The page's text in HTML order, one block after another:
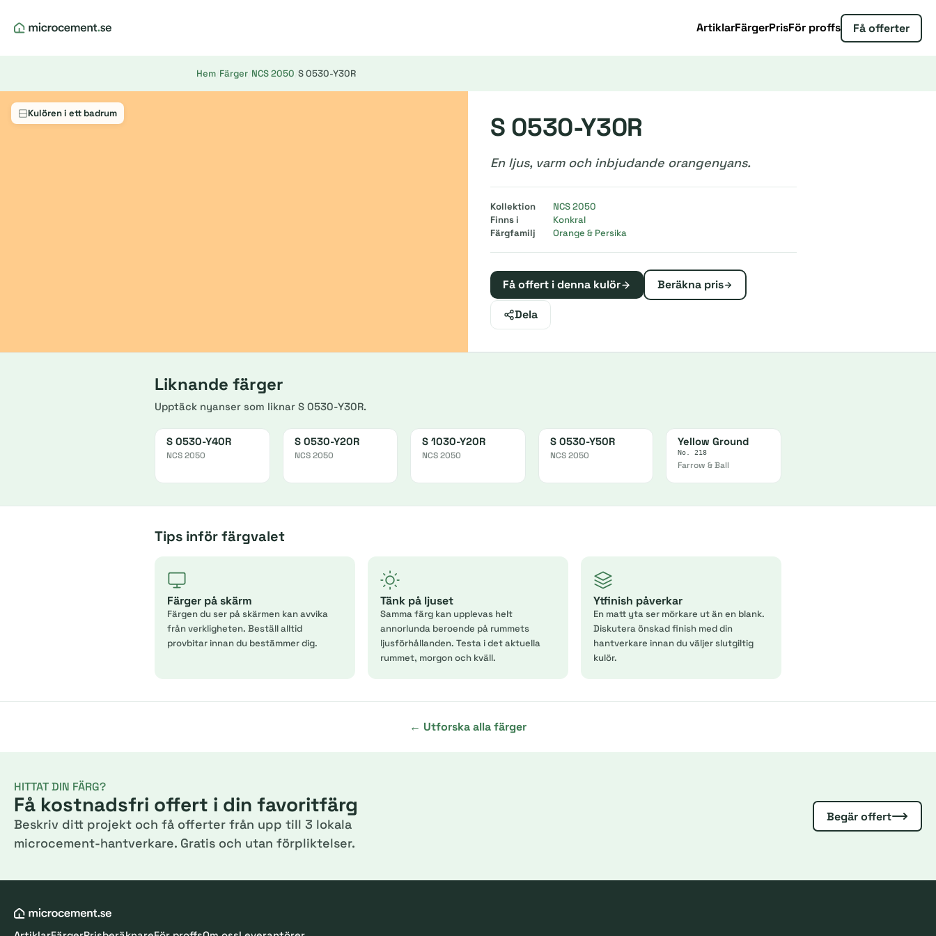
ArtiklarFärgerPrisFör proffs Få offerter
Hem Färger NCS 2050 S 0530-Y30R
Kulören i ett badrum S 0530-Y30R
En ljus, varm och inbjudande orangenyans.
Kollektion
NCS 2050
Finns i
Konkral
Färgfamilj
Orange & Persika
Få offert i denna kulör Beräkna pris
Dela
Liknande färger
Upptäck nyanser som liknar S 0530-Y30R.
S 0530-Y40R
NCS 2050
S 0530-Y20R
NCS 2050
S 1030-Y20R
NCS 2050
S 0530-Y50R
NCS 2050
Yellow Ground
No. 218
Farrow & Ball
Tips inför färgvalet
Färger på skärm
Färgen du ser på skärmen kan avvika
från verkligheten. Beställ alltid
provbitar innan du bestämmer dig.
Tänk på ljuset
Samma färg kan upplevas helt
annorlunda beroende på rummets
ljusförhållanden. Testa i det aktuella
rummet, morgon och kväll.
Ytfinish påverkar
En matt yta ser mörkare ut än en blank.
Diskutera önskad finish med din
hantverkare innan du väljer slutgiltig
kulör.
← Utforska alla färger
HITTAT DIN FÄRG?
Få kostnadsfri offert i din favoritfärg
Beskriv ditt projekt och få offerter från upp till 3 lokala
microcement-hantverkare. Gratis och utan förpliktelser.
Begär offert